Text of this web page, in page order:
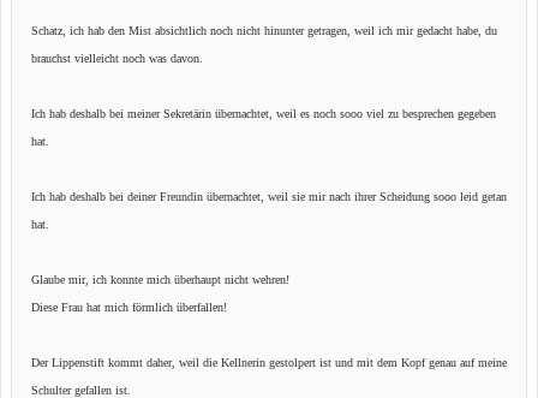
Schatz, ich hab den Mist absichtlich noch nicht hinunter getragen, weil ich mir gedacht habe, du
brauchst vielleicht noch was davon.
Ich hab deshalb bei meiner Sekretärin übernachtet, weil es noch sooo viel zu besprechen gegeben
hat.
Ich hab deshalb bei deiner Freundin übernachtet, weil sie mir nach ihrer Scheidung sooo leid getan
hat.
Glaube mir, ich konnte mich überhaupt nicht wehren!
Diese Frau hat mich förmlich überfallen!
Der Lippenstift kommt daher, weil die Kellnerin gestolpert ist und mit dem Kopf genau auf meine
Schulter gefallen ist.